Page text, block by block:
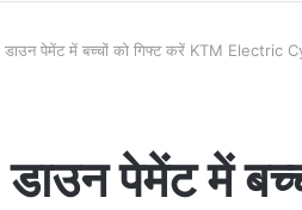
डाउन पेमेंट में बच्चों को गिफ्ट करें KTM
पेमेंट में